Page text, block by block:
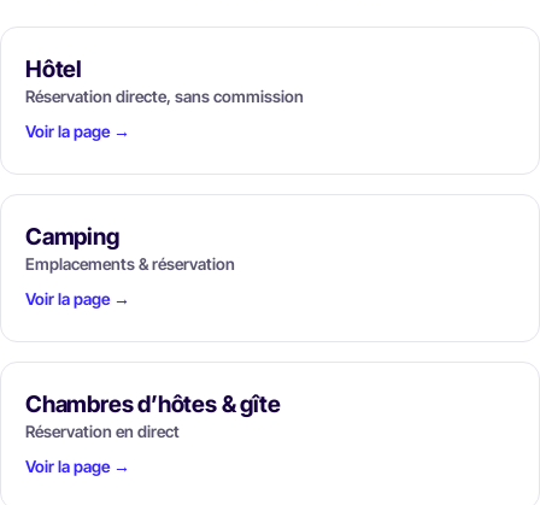
Hôtel
Réservation directe, sans commission
Voir la page →
Camping
Emplacements & réservation
Voir la page →
Chambres d’hôtes & gîte
Réservation en direct
Voir la page →